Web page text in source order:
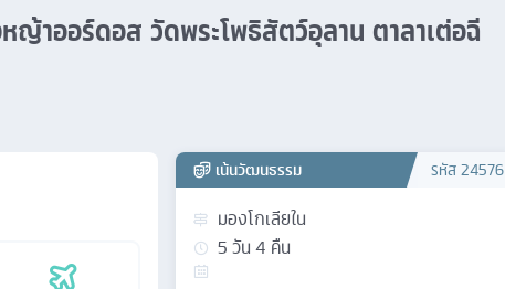
าออร์ดอส วัดพระโพธิสัตว์อุลาน ตาลาเต่อฉี
เน้นวัฒนธรรม รหัส24576
มองโกเลียใน
5วัน4 คืน